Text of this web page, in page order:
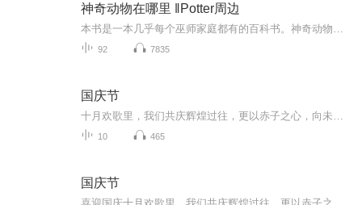
神奇动物在哪里 ‖Potter周边
92 7835
国庆节
10 465
国庆节